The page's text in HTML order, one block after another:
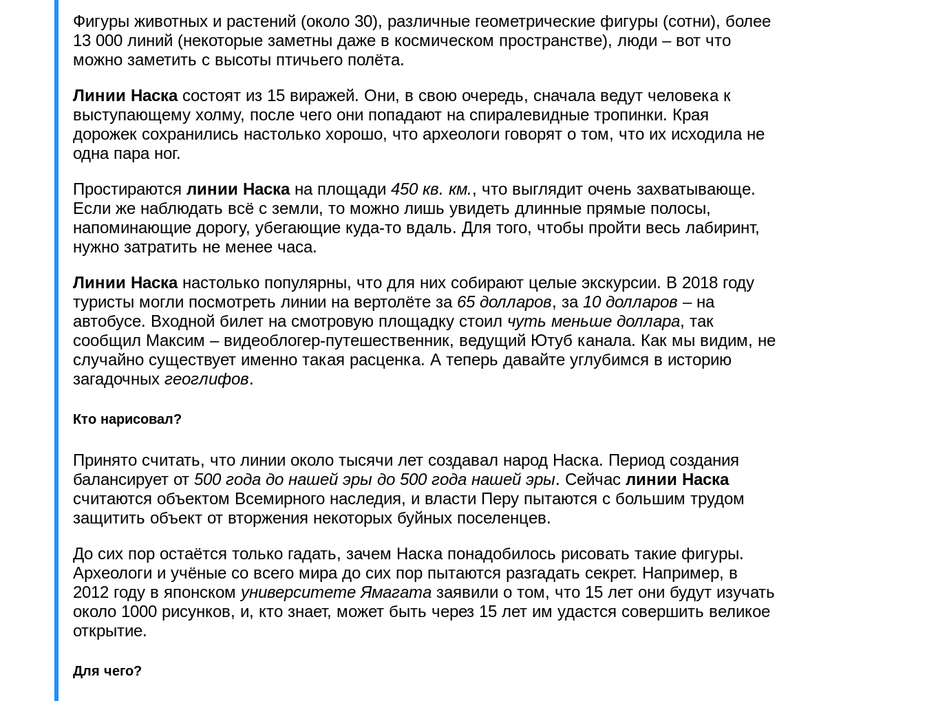
Фигуры животных и растений (около 30), различные геометрические фигуры (сотни), более
13 000 линий (некоторые заметны даже в космическом пространстве), люди – вот что
можно заметить с высоты птичьего полёта.
Линии Наскасостоят из 15 виражей. Они, в свою очередь, сначала ведут человека к
выступающему холму, после чего они попадают на спиралевидные тропинки. Края
дорожек сохранились настолько хорошо, что археологи говорят о том, что их исходила не
одна пара ног.
Простираются линии Наскана площади 450 кв. км., что выглядит очень захватывающе.
Если же наблюдать всё с земли, то можно лишь увидеть длинные прямые полосы,
напоминающие дорогу, убегающие куда-то вдаль. Для того, чтобы пройти весь лабиринт,
нужно затратить не менее часа.
Линии Насканастолько популярны, что для них собирают целые экскурсии. В 2018 году
туристы могли посмотреть линии на вертолёте за 65 долларов, за 10 долларов – на
автобусе. Входной билет на смотровую площадку стоил чуть меньше доллара, так
сообщил Максим – видеоблогер-путешественник, ведущий Ютуб канала. Как мы видим, не
случайно существует именно такая расценка. А теперь давайте углубимся в историю
загадочных геоглифов.
Кто нарисовал?
Принято считать, что линии около тысячи лет создавал народ Наска. Период создания
балансирует от 500 года до нашей эры до 500 года нашей эры. Сейчас линии Наска
считаются объектом Всемирного наследия, и власти Перу пытаются с большим трудом
защитить объект от вторжения некоторых буйных поселенцев.
До сих пор остаётся только гадать, зачем Наска понадобилось рисовать такие фигуры.
Археологи и учёные со всего мира до сих пор пытаются разгадать секрет. Например, в
2012 году в японском университете Ямагата заявили о том, что 15 лет они будут изучать
около 1000 рисунков, и, кто знает, может быть через 15 лет им удастся совершить великое
открытие.
Для чего?